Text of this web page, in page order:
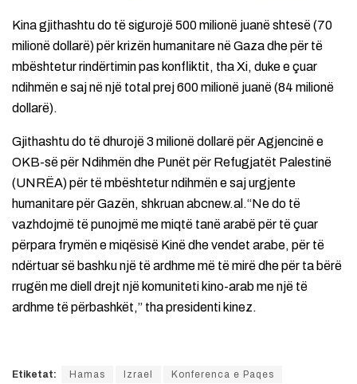
Kina gjithashtu do të sigurojë 500 milionë juanë shtesë (70
milionë dollarë) për krizën humanitare në Gaza dhe për të
mbështetur rindërtimin pas konfliktit, tha Xi, duke e çuar
ndihmën e saj në një total prej 600 milionë juanë (84 milionë
dollarë).
Gjithashtu do të dhurojë 3 milionë dollarë për Agjencinë e
OKB-së për Ndihmën dhe Punët për Refugjatët Palestinë
(UNRËA) për të mbështetur ndihmën e saj urgjente
humanitare për Gazën, shkruan abcnew.al.“Ne do të
vazhdojmë të punojmë me miqtë tanë arabë për të çuar
përpara frymën e miqësisë Kinë dhe vendet arabe, për të
ndërtuar së bashku një të ardhme më të mirë dhe për ta bërë
rrugën me diell drejt një komuniteti kino-arab me një të
ardhme të përbashkët,” tha presidenti kinez.
Etiketat: Hamas Izrael Konferenca e Paqes